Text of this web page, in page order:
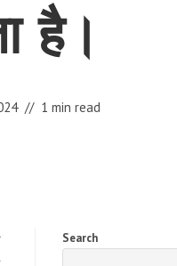
है।
1 min read
Search